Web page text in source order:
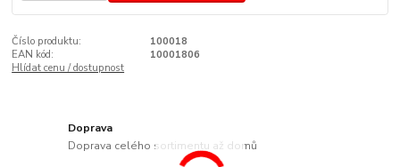
Číslo produktu:
100018
EAN kód:
10001806
Hlídat cenu / dostupnost
Doprava
Doprava celého sortimentu až domů